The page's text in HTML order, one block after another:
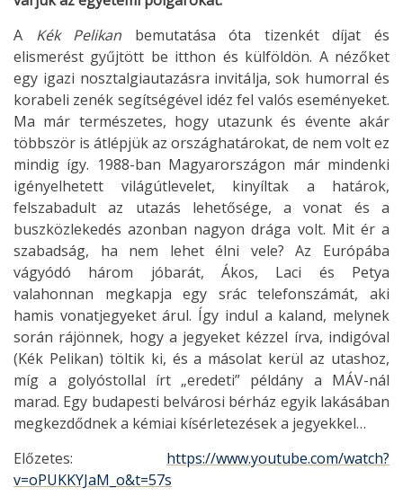
A Kék Pelikan bemutatása óta tizenkét díjat és
elismerést gyűjtött be itthon és külföldön. A nézőket
egy igazi nosztalgiautazásra invitálja, sok humorral és
korabeli zenék segítségével idéz fel valós eseményeket.
Ma már természetes, hogy utazunk és évente akár
többször is átlépjük az országhatárokat, de nem volt ez
mindig így. 1988-ban Magyarországon már mindenki
igényelhetett világútlevelet, kinyíltak a határok,
felszabadult az utazás lehetősége, a vonat és a
buszközlekedés azonban nagyon drága volt. Mit ér a
szabadság, ha nem lehet élni vele? Az Európába
vágyódó három jóbarát, Ákos, Laci és Petya
valahonnan megkapja egy srác telefonszámát, aki
hamis vonatjegyeket árul. Így indul a kaland, melynek
során rájönnek, hogy a jegyeket kézzel írva, indigóval
(Kék Pelikan) töltik ki, és a másolat kerül az utashoz,
míg a golyóstollal írt „eredeti” példány a MÁV-nál
marad. Egy budapesti belvárosi bérház egyik lakásában
megkezdődnek a kémiai kísérletezések a jegyekkel…
Előzetes: https://www.youtube.com/watch?
v=oPUKKYJaM_o&t=57s